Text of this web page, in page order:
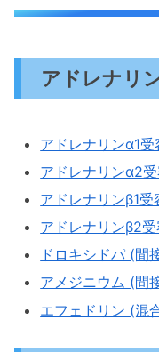
アドレナリ
アドレナリンα1
アドレナリンα2
アドレナリンβ1
アドレナリンβ2
ドロキシドパ (間
アメジニウム (間
エフェドリン (混